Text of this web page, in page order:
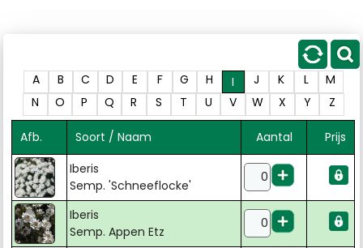
A B C D E F G H I J K L
M
N
O P Q R S T U V W X Y Z
Afb. Soort / Naam Aantal
Prijs
Iberis
Semp. 'Schneeflocke'
Iberis
Semp. Appen Etz